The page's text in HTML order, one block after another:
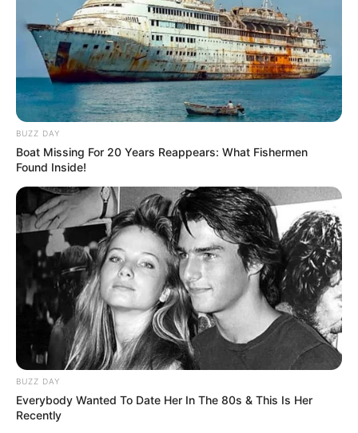
Categories
All
Lachs in Frühlingszwiebel-Sahne-Sauce
Erdbeer Tiramisu
Search
BUZZ DAY
Boat Missing For 20 Years Reappears: What Fishermen
Found Inside!
BUZZ DAY
Everybody Wanted To Date Her In The 80s & This Is Her
Recently